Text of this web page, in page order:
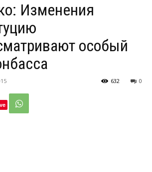
Изменения
особый
0
632